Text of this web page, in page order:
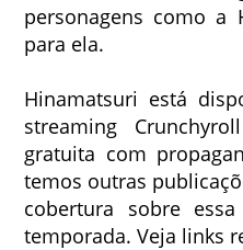
personagens como a
para ela.
Hinamatsuri está
streaming
gratuita com
temos outras
cobertura sobre
temporada. Veja links